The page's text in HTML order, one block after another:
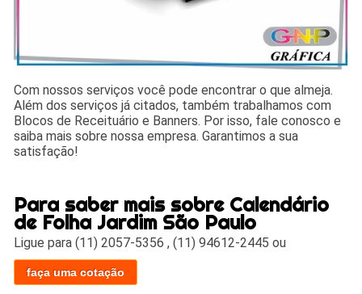
Com nossos serviços você pode encontrar o que almeja.
Além dos serviços já citados, também trabalhamos com
Blocos de Receituário e Banners. Por isso, fale conosco e
saiba mais sobre nossa empresa. Garantimos a sua
satisfação!
Para saber mais sobre Calendário
de Folha Jardim São Paulo
Ligue para(11) 2057-5356 ,(11) 94612-2445 ou
faça uma cotação